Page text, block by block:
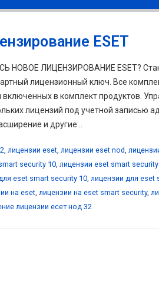
ESET
НОВОЕ ЛИЦЕНЗИРОВАНИЕ ESET?
лицензионный ключ. Все
в комплект продуктов.
лицензий под учетной записью
и другие...
лицензии eset, лицензии eset nod
security 10 лицензии eset smart
eset smart security 10 лицензии для eset
на eset лицензии на eset smart security,
лицензии есет нод 32